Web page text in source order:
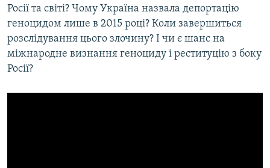
Усі сайти RFE/RL
Росії та світі? Чому Україна назвала депортацію
геноцидом лише в 2015 році? Коли завершиться
розслідування цього злочину? І чи є шанс на
міжнародне визнання геноциду і реституцію з боку
Росії?